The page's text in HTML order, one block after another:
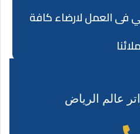
فى العمل لارضاء كافة
عالم الرياض